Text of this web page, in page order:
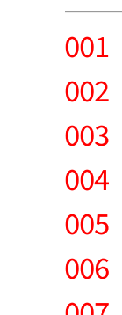
001
002
003
004
005
006